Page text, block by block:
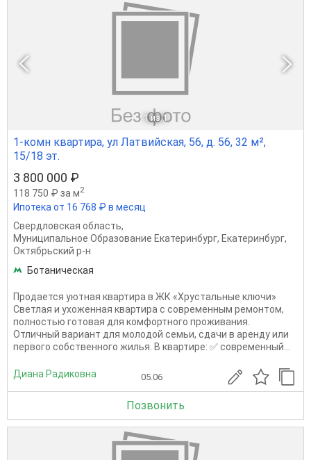
1 из 1
1-комн квартира, ул Латвийская, 56, д. 56, 32 м²,
15/18 эт.
3 800 000 ₽
118 750 ₽ за м2
Ипотека от 16 768 ₽ в месяц
Свердловская область,
Муниципальное Образование Екатеринбург, Екатеринбург,
Октябрьский р-н
Ботаническая
Продается уютная квартира в ЖК «Хрустальные ключи»
Светлая и ухоженная квартира с современным ремонтом,
полностью готовая для комфортного проживания.
Отличный вариант для молодой семьи, сдачи в аренду или
первого собственного жилья. В квартире: ✅ современный...
Диана Радиковна 05.06
Позвонить